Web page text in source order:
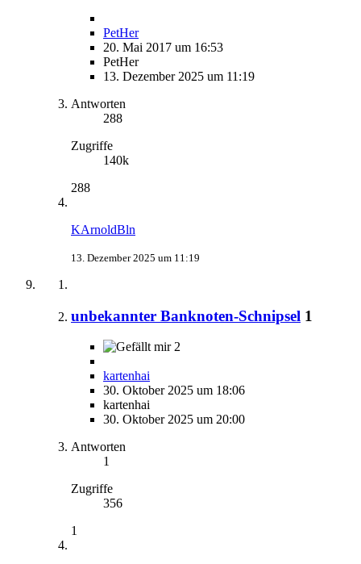
PetHer
20. Mai 2017 um 16:53
PetHer
13. Dezember 2025 um 11:19
Antworten
288
Zugriffe
140k
288
KArnoldBln
13. Dezember 2025 um 11:19
unbekannter Banknoten-Schnipsel 1
2
kartenhai
30. Oktober 2025 um 18:06
kartenhai
30. Oktober 2025 um 20:00
Antworten
1
Zugriffe
356
1